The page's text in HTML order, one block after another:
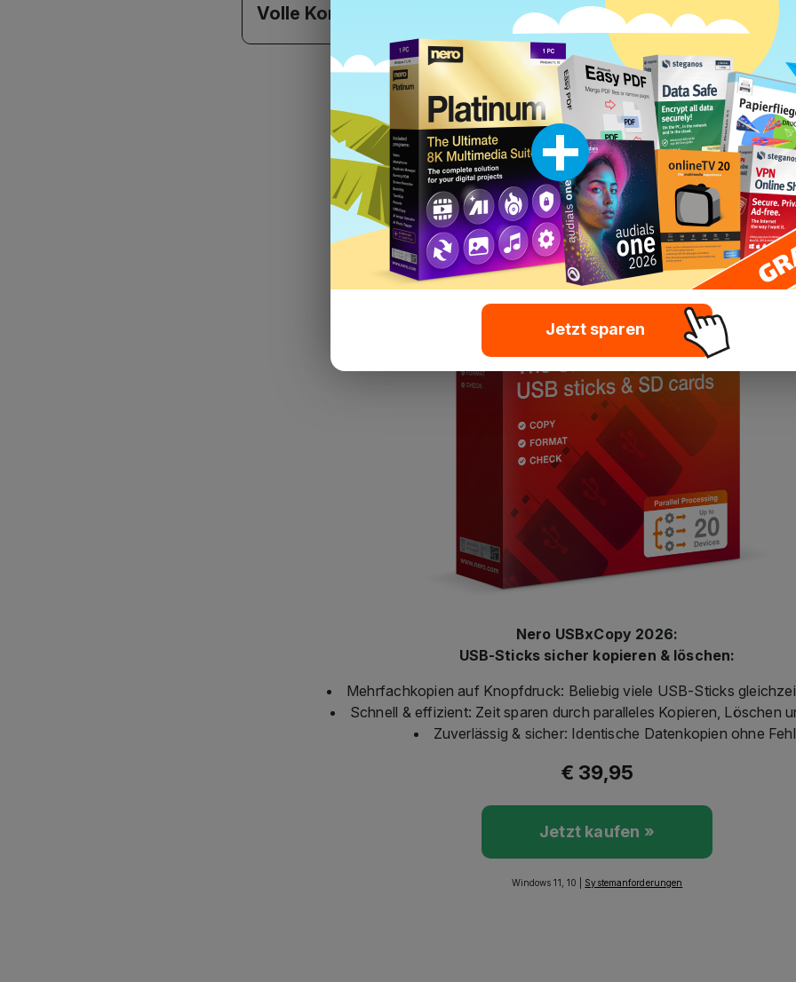
Jetzt sparen
Volle Kontrolle
Ihre USB-Kopierstation für den
Nero USBxCopy 2026:
USB-Sticks sicher kopieren & löschen:
Mehrfachkopien auf Knopfdruck: Beliebig viele USB-Sticks
Schnell & effizient: Zeit sparen durch paralleles Kopieren, Löschen
Zuverlässig & sicher: Identische Datenkopien ohne
€ 39,95
Jetzt kaufen »
Windows 11, 10 | Systemanforderungen